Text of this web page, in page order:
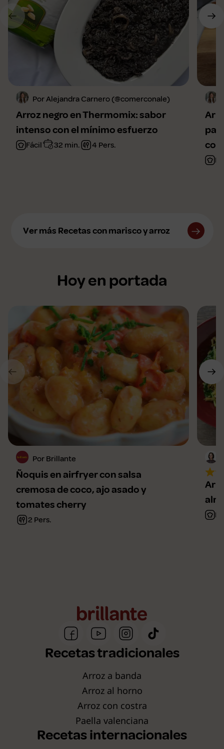
Por Alejandra Carnero (@comerconale)
Arroz negro en Thermomix: sabor
intenso con el mínimo esfuerzo
Fácil 32 min. 4 Pers.
Ver más Recetas con marisco y arroz
Hoy en portada
Por Brillante
Ñoquis en airfryer con salsa
cremosa de coco, ajo asado y
tomates cherry
2 Pers.
Recetas tradicionales
Arroz a banda
Arroz al horno
Arroz con costra
Paella valenciana
Recetas internacionales